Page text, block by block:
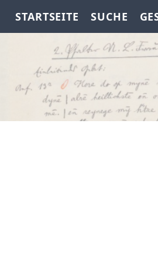
STARTSEITE SUCHE